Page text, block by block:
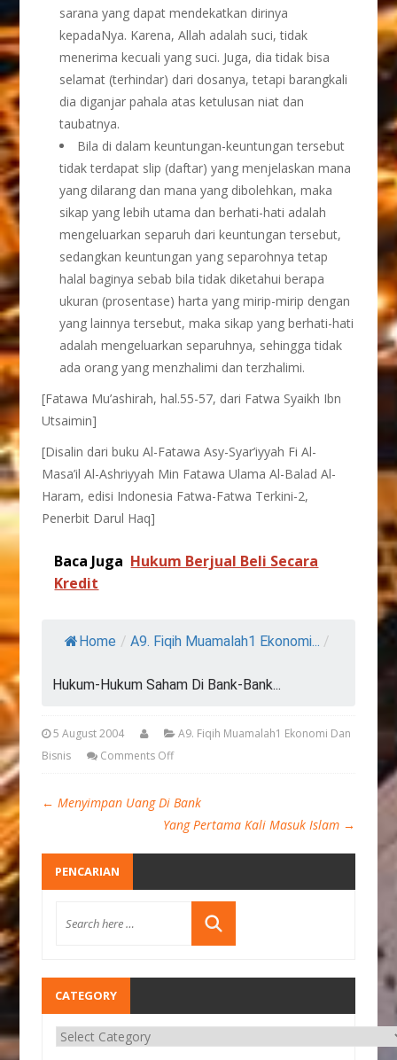
sarana yang dapat mendekatkan dirinya
kepadaNya. Karena, Allah adalah suci, tidak
menerima kecuali yang suci. Juga, dia tidak bisa
selamat (terhindar) dari dosanya, tetapi barangkali
dia diganjar pahala atas ketulusan niat dan
taubatnya.
Bila di dalam keuntungan-keuntungan tersebut
tidak terdapat slip (daftar) yang menjelaskan mana
yang dilarang dan mana yang dibolehkan, maka
sikap yang lebih utama dan berhati-hati adalah
mengeluarkan separuh dari keuntungan tersebut,
sedangkan keuntungan yang separohnya tetap
halal baginya sebab bila tidak diketahui berapa
ukuran (prosentase) harta yang mirip-mirip dengan
yang lainnya tersebut, maka sikap yang berhati-hati
adalah mengeluarkan separuhnya, sehingga tidak
ada orang yang menzhalimi dan terzhalimi.
[Fatawa Mu’ashirah, hal.55-57, dari Fatwa Syaikh Ibn
Utsaimin]
[Disalin dari buku Al-Fatawa Asy-Syar’iyyah Fi Al-
Masa’il Al-Ashriyyah Min Fatawa Ulama Al-Balad Al-
Haram, edisi Indonesia Fatwa-Fatwa Terkini-2,
Penerbit Darul Haq]
Baca Juga Hukum Berjual Beli Secara
Kredit
Home / A9. Fiqih Muamalah1 Ekonomi... /
Hukum-Hukum Saham Di Bank-Bank...
5 August 2004
A9. Fiqih Muamalah1 Ekonomi Dan
Bisnis
Comments Off
← Menyimpan Uang Di Bank
Yang Pertama Kali Masuk Islam →
PENCARIAN
CATEGORY